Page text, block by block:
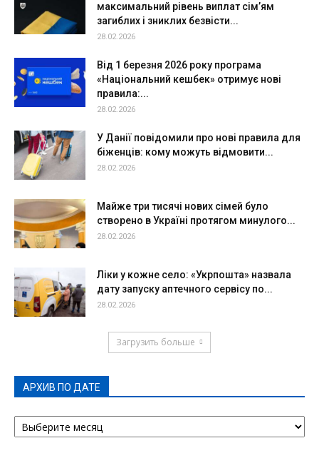
максимальний рівень виплат сім’ям
загиблих і зниклих безвісти...
28.02.2026
Від 1 березня 2026 року програма
«Національний кешбек» отримує нові
правила:...
28.02.2026
У Данії повідомили про нові правила для
біженців: кому можуть відмовити...
28.02.2026
Майже три тисячі нових сімей було
створено в Україні протягом минулого...
28.02.2026
Ліки у кожне село: «Укрпошта» назвала
дату запуску аптечного сервісу по...
28.02.2026
Загрузить больше
АРХИВ ПО ДАТЕ
АРХИВ
ПО